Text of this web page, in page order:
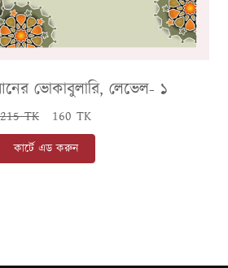
ভোকাবুলারি, লেভেল- ১
215 TK 160 TK
কার্টে এড করুন